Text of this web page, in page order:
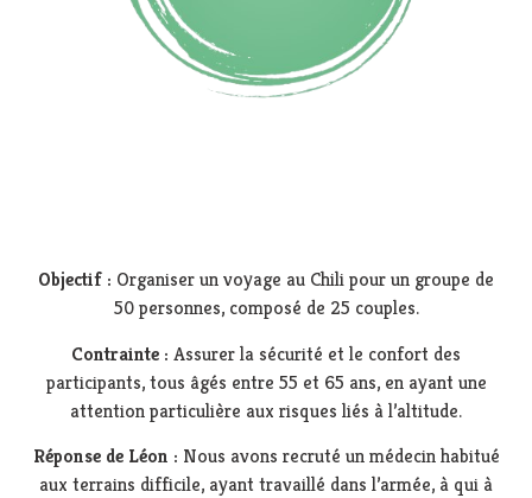
Objectif : Organiser un voyage au Chili pour un groupe de
50 personnes, composé de 25 couples.
Contrainte : Assurer la sécurité et le confort des
participants, tous âgés entre 55 et 65 ans, en ayant une
attention particulière aux risques liés à l’altitude.
Réponse de Léon : Nous avons recruté un médecin habitué
aux terrains difficile, ayant travaillé dans l’armée, à qui à